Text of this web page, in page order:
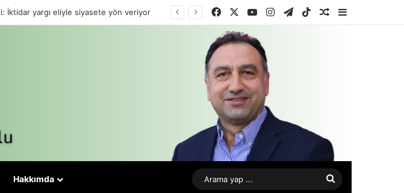
İktidar yargı eliyle siyasete yön veriyor FacebookYouTubeInstagram
TelegramTikTokRastgele Makale
Kenar
Hakkımda
Arama